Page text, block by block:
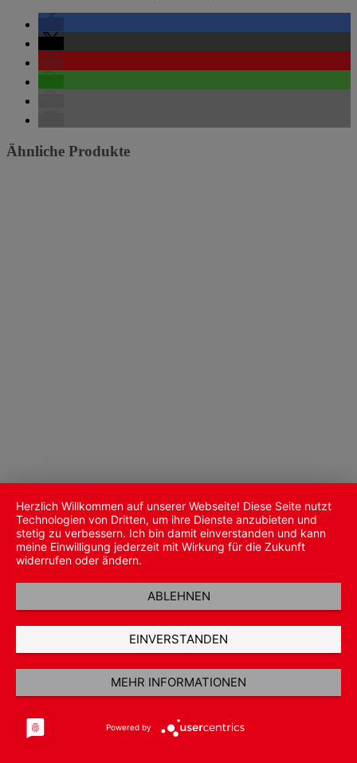
Ähnliche Produkte
Herzlich Willkommen auf unserer Webseite! Diese Seite nutzt
Technologien von Dritten, um ihre Dienste anzubieten und
stetig zu verbessern. Ich bin damit einverstanden und kann
meine Einwilligung jederzeit mit Wirkung für die Zukunft
widerrufen oder ändern.
ABLEHNEN
EINVERSTANDEN
MEHR INFORMATIONEN
Powered by